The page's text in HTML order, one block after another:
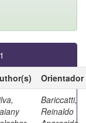
Orientador
Bariccatti,
Reinaldo